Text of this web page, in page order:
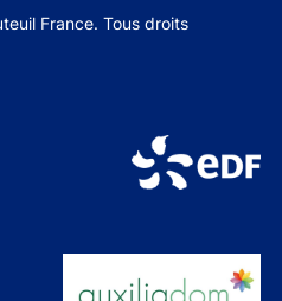
France. Tous droits